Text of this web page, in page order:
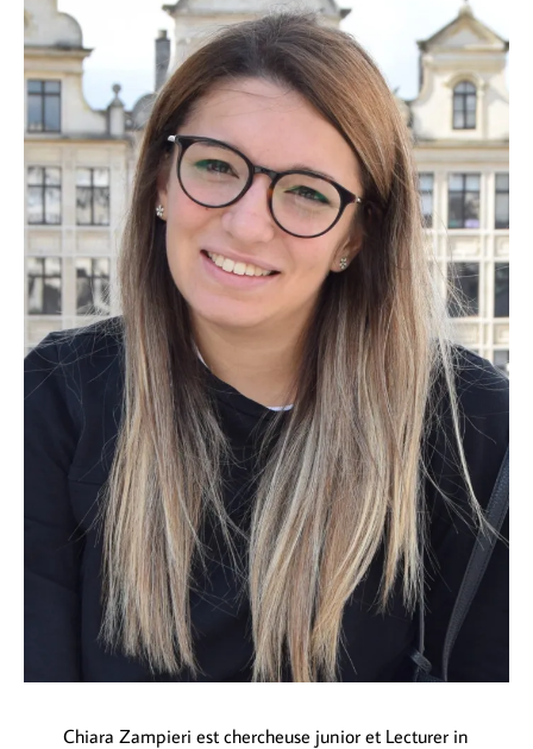
Chiara Zampieri est chercheuse junior et Lecturer in